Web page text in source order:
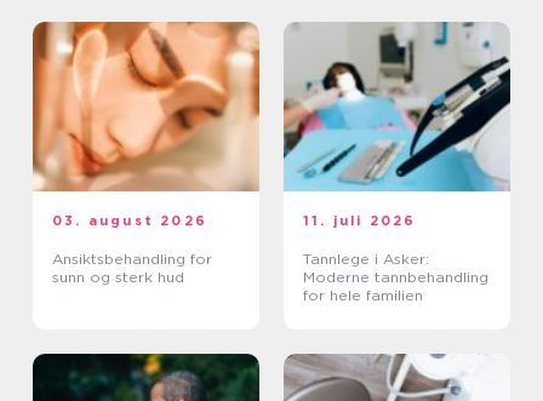
03. august 2026
Ansiktsbehandling for
sunn og sterk hud
11. juli 2026
Tannlege i Asker:
Moderne tannbehandling
for hele familien